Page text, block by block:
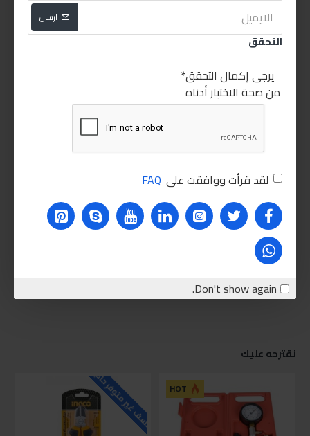
ارسال
التحقق
يرجى إكمال التحقق
من صحة الاختبار أدناه
لقد قرأت ووافقت على FAQ
Don't show again.
نقترحه عليك
HOT للاسف غير متوفر حاليا